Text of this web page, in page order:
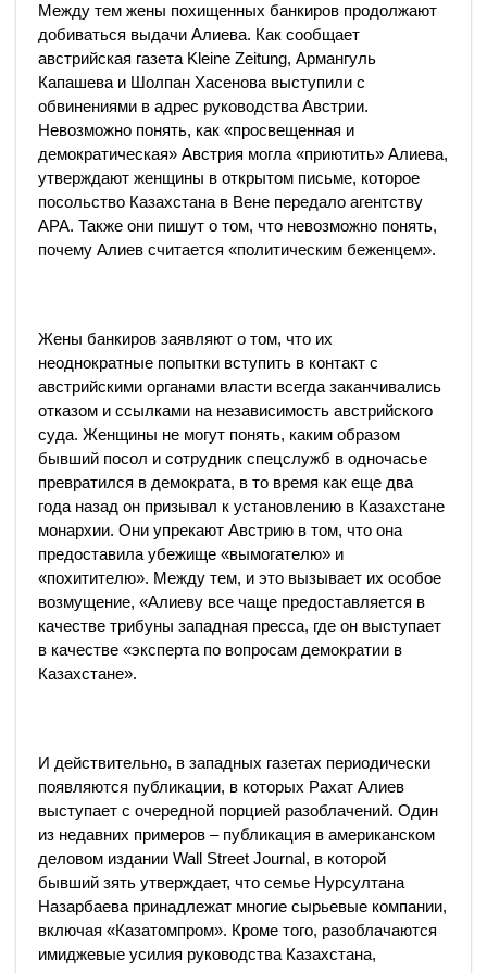
Между тем жены похищенных банкиров продолжают
добиваться выдачи Алиева. Как сообщает
австрийская газета Kleine Zeitung, Армангуль
Капашева и Шолпан Хасенова выступили с
обвинениями в адрес руководства Австрии.
Невозможно понять, как «просвещенная и
демократическая» Австрия могла «приютить» Алиева,
утверждают женщины в открытом письме, которое
посольство Казахстана в Вене передало агентству
АРА. Также они пишут о том, что невозможно понять,
почему Алиев считается «политическим беженцем».
Жены банкиров заявляют о том, что их
неоднократные попытки вступить в контакт с
австрийскими органами власти всегда заканчивались
отказом и ссылками на независимость австрийского
суда. Женщины не могут понять, каким образом
бывший посол и сотрудник спецслужб в одночасье
превратился в демократа, в то время как еще два
года назад он призывал к установлению в Казахстане
монархии. Они упрекают Австрию в том, что она
предоставила убежище «вымогателю» и
«похитителю». Между тем, и это вызывает их особое
возмущение, «Алиеву все чаще предоставляется в
качестве трибуны западная пресса, где он выступает
в качестве «эксперта по вопросам демократии в
Казахстане».
И действительно, в западных газетах периодически
появляются публикации, в которых Рахат Алиев
выступает с очередной порцией разоблачений. Один
из недавних примеров – публикация в американском
деловом издании Wall Street Journal, в которой
бывший зять утверждает, что семье Нурсултана
Назарбаева принадлежат многие сырьевые компании,
включая «Казатомпром». Кроме того, разоблачаются
имиджевые усилия руководства Казахстана,